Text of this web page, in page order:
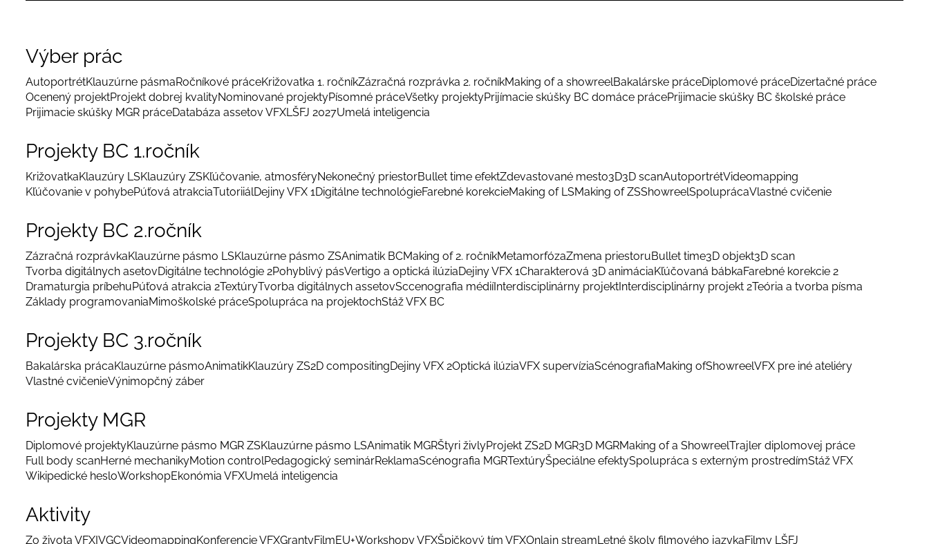
Výber prác
AutoportrétKlauzúrne pásmaRočníkové práceKrižovatka 1. ročníkZázračná rozprávka 2. ročníkMaking of a showreelBakalárske práceDiplomové práceDizertačné práce
Ocenený projektProjekt dobrej kvalityNominované projektyPísomné práceVšetky projektyPrijímacie skúšky BC domáce prácePrijimacie skúšky BC školské práce
Prijimacie skúšky MGR práceDatabáza assetov VFXLŠFJ 2027Umelá inteligencia
Projekty BC 1.ročník
KrižovatkaKlauzúry LSKlauzúry ZSKľúčovanie, atmosféryNekonečný priestorBullet time efektZdevastované mesto3D3D scanAutoportrétVideomapping
Kľúčovanie v pohybePúťová atrakciaTutoriiálDejiny VFX 1Digitálne technológieFarebné korekcieMaking of LSMaking of ZSShowreelSpoluprácaVlastné cvičenie
Projekty BC 2.ročník
Zázračná rozprávkaKlauzúrne pásmo LSKlauzúrne pásmo ZSAnimatik BCMaking of 2. ročníkMetamorfózaZmena priestoruBullet time3D objekt3D scan
Tvorba digitálnych asetovDigitálne technológie 2Pohyblivý pásVertigo a optická ilúziaDejiny VFX 1Charakterová 3D animáciaKľúčovaná bábkaFarebné korekcie 2
Dramaturgia príbehuPúťová atrakcia 2TextúryTvorba digitálnych assetovSccenografia médiíInterdisciplinárny projekt Interdisciplinárny projekt 2Teória a tvorba písma
Základy programovaniaMimoškolské práceSpolupráca na projektochStáž VFX BC
Projekty BC 3.ročník
Bakalárska prácaKlauzúrne pásmoAnimatikKlauzúry ZS2D compositingDejiny VFX 2Optická ilúziaVFX supervíziaScénografiaMaking ofShowreelVFX pre iné ateliéry
Vlastné cvičenieVýnimopčný záber
Projekty MGR
Diplomové projektyKlauzúrne pásmo MGR ZSKlauzúrne pásmo LSAnimatik MGRŠtyri živlyProjekt ZS2D MGR3D MGRMaking of a ShowreelTrajler diplomovej práce
Full body scanHerné mechanikyMotion controlPedagogický seminárReklamaScénografia MGRTextúryŠpeciálne efektySpolupráca s externým prostredímStáž VFX
Wikipedické hesloWorkshopEkonómia VFXUmelá inteligencia
Aktivity
Zo života VFX IVGCVideomappingKonferencie VFXGrantyFilmEU+Workshopy VFXŠpičkový tím VFXOnlajn streamLetné školy filmového jazykaFilmy LŠFJ